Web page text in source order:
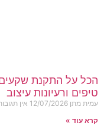
הכל על התקנת שקעים
טיפים ורעיונות עיצוב
עמית מתן 12/07/2026 אין
קרא עוד »